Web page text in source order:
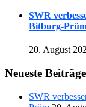
SWR
Bitburg-
20. August
Neueste Beiträge
SWR